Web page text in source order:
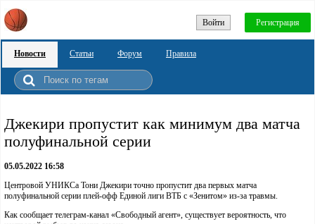
Войти Регистрация
Новости Статьи Форум Правила
Джекири пропустит как минимум два матча
полуфинальной серии
05.05.2022 16:58
Центровой УНИКСа Тони Джекири точно пропустит два первых матча
полуфинальной серии плей-офф Единой лиги ВТБ с «Зенитом» из-за травмы.
Как сообщает телеграм-канал «Свободный агент», существует вероятность, что